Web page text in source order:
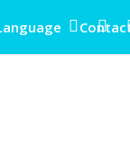
twitter